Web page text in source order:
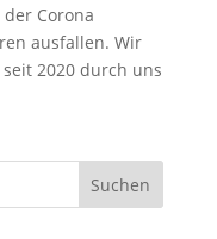
Corona
ausfallen. Wir
2020 durch uns